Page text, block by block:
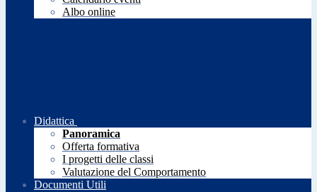
Albo online
Didattica
Panoramica
Offerta formativa
I progetti delle classi
Valutazione del Comportamento
Documenti Utili